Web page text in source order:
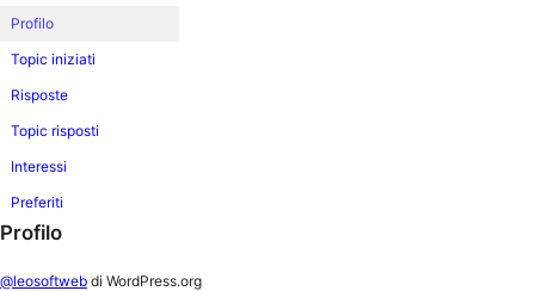
Profilo
Topic iniziati
Risposte
Topic risposti
Interessi
Preferiti
Profilo
@leosoftweb di WordPress.org